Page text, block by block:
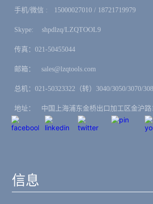
手机/微信 :ㅤ15000027010 / 18721719979
Skype: ㅤshpdlzq/LZQTOOL9
传真：021-50455044
邮箱：ㅤsales@lzqtools.com
总机：021-50323322（转）3040/3050/3070/
地址：ㅤ中国上海浦东金桥出口加工区金沪路
信息